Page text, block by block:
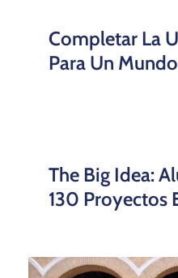
Completar La
Para Un
The Big Idea:
130 Proyectos